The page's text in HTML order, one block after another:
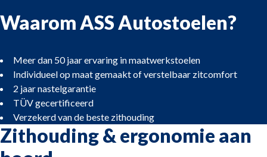
Waarom ASS Autostoelen?
Meer dan 50 jaar ervaring in maatwerkstoelen
Individueel op maat gemaakt of verstelbaar zitcomfort
2 jaar nastelgarantie
TÜV gecertificeerd
Verzekerd van de beste zithouding
Zithouding & ergonomie aan